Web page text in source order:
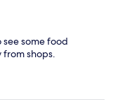
some food
from shops.